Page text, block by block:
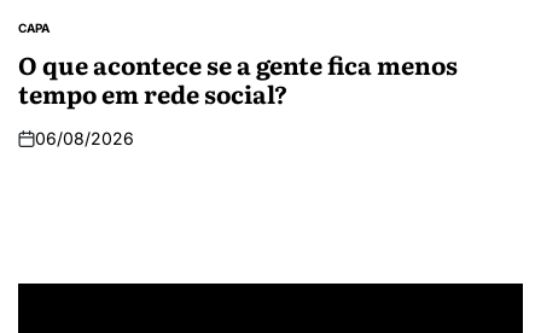
CAPA
O que acontece se a gente fica menos
tempo em rede social?
06/08/2026